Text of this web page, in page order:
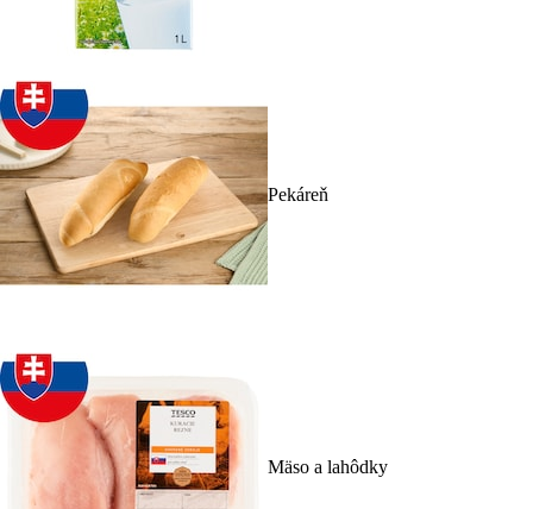
Pekáreň
Mäso a lahôdky